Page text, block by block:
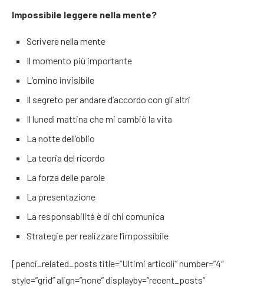
Impossibile leggere nella mente?
Scrivere nella mente
Il momento più importante
L’omino invisibile
Il segreto per andare d’accordo con gli altri
Il lunedì mattina che mi cambiò la vita
La notte dell’oblio
La teoria del ricordo
La forza delle parole
La presentazione
La responsabilità è di chi comunica
Strategie per realizzare l’impossibile
[penci_related_posts title=”Ultimi articoli” number=”4″
style=”grid” align=”none” displayby=”recent_posts”